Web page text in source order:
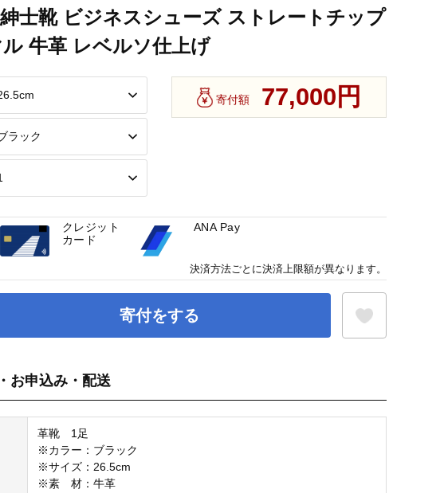
士靴 ビジネスシューズ ストレートチップ
牛革 レベルソ仕上げ
寄付額 77,000円
寄付をする
お申込み・配送
革靴 1足
※カラー：ブラック
※サイズ：26.5cm
※素 材：牛革
クレジット
カード
ANA Pay
決済方法ごとに決済上限額が異なります。